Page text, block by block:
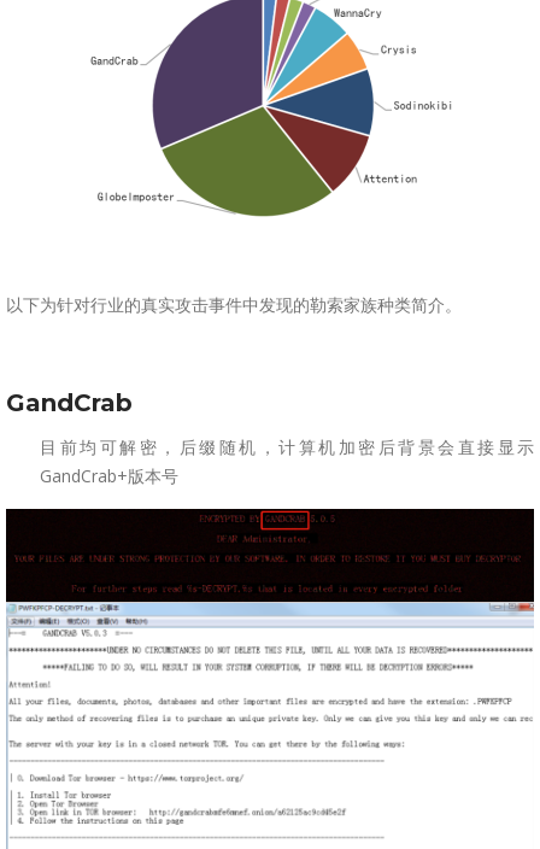
以下为针对行业的真实攻击事件中发现的勒索家族种类简介。
GandCrab
目前均可解密，后缀随机，计算机加密后背景会直接显示
GandCrab+版本号